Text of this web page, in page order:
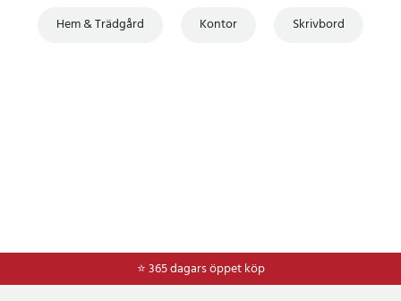
Hem & Trädgård Kontor Skrivbord
⭐ 365 dagars öppet köp
⭐Frakt 49kr *